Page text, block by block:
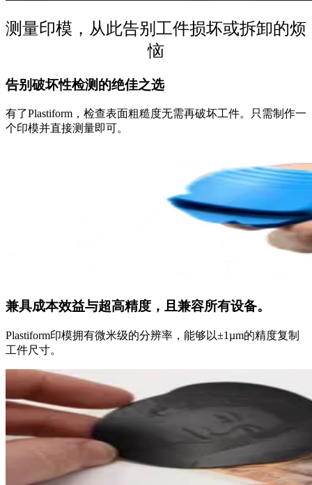
测量印模，从此告别工件损坏或拆卸的烦
恼
告别破坏性检测的绝佳之选
有了Plastiform，检查表面粗糙度无需再破坏工件。只需制作一
个印模并直接测量即可。
兼具成本效益与超高精度 ，且兼容所有设备。
Plastiform印模拥有微米级的分辨率，能够以±1µm的精度复制
工件尺寸。